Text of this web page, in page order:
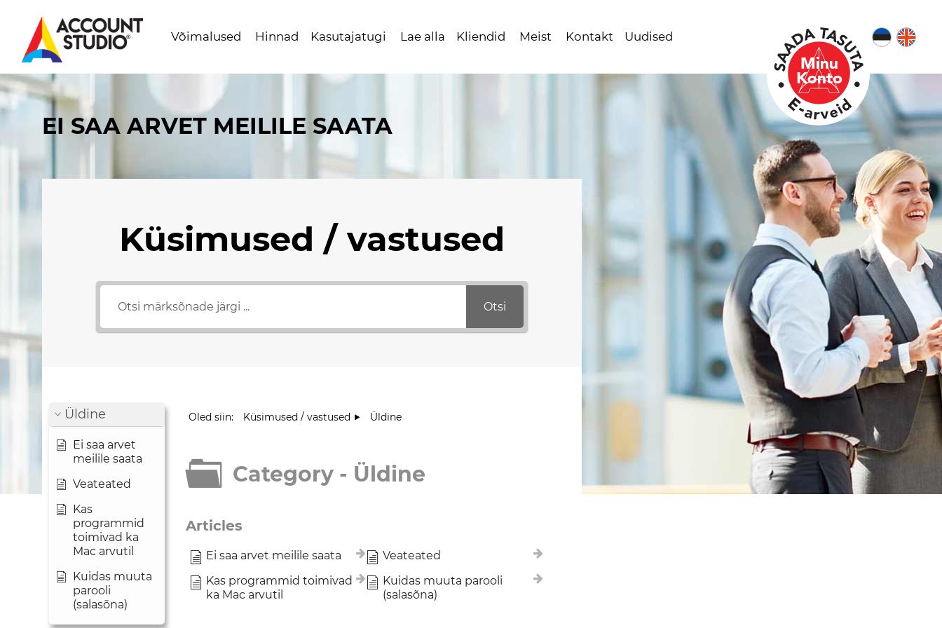
Mine
lehe
Võimalused Hinnad Kasutajatugi Lae alla Kliendid Meist Kontakt Uudised
EI SAA ARVET MEILILE SAATA
Küsimused / vastused
Otsi
Üldine
Ei saa arvet
meilile saata
Veateated
Kas
programmid
toimivad ka
Mac arvutil
Kuidas muuta
parooli
(salasõna)
Oled siin: Küsimused / vastused Üldine
Category - Üldine
Articles
Ei saa arvet meilile saata
Veateated
Kas programmid toimivad
ka Mac arvutil
Kuidas muuta parooli
(salasõna)